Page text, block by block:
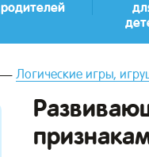
родителей
Логические игры,